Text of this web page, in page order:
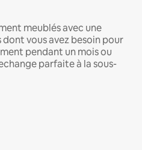
meublés avec une
vous avez besoin pour
pendant un mois ou
parfaite à la sous-